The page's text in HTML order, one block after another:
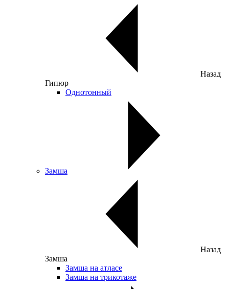
Назад
Гипюр
Однотонный
Замша
Назад
Замша
Замша на атласе
Замша на трикотаже